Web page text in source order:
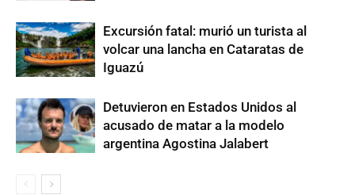
Excursión fatal: murió un turista al
volcar una lancha en Cataratas de
Iguazú
Detuvieron en Estados Unidos al
acusado de matar a la modelo
argentina Agostina Jalabert